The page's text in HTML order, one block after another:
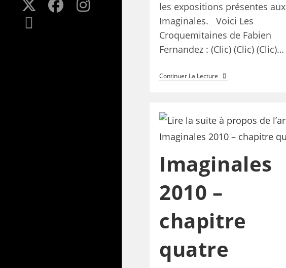
les expositions présentes aux
Imaginales. Voici Les
Croquemitaines de Fabien
Fernandez : (Clic) (Clic) (Clic)…
Continuer La Lecture
Imaginales
2010 –
chapitre
quatre